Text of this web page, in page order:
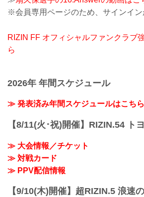
※会員専用ページのため、サインイン
RIZIN FF オフィシャルファンクラブ
ら
2026年 年間スケジュール
≫ 発表済み年間スケジュールはこちら
【8/11(火･祝)開催】RIZIN.54 ト
≫ 大会情報／チケット
≫ 対戦カード
≫ PPV配信情報
【9/10(木)開催】超RIZIN.5 浪速